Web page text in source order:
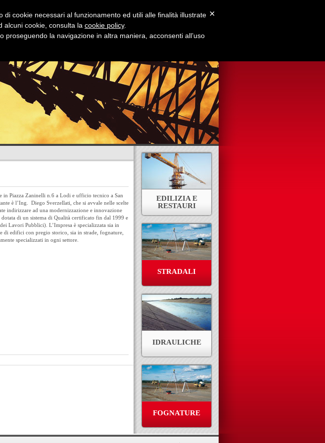
in Piazza Zaninelli n.6 a Lodi e ufficio tecnico a San
è l’Ing. Diego Sverzellati, che si avvale nelle scelte
indirizzare ad una modernizzazione e innovazione
di un sistema di Qualità certificato fin dal 1999 e
Lavori Pubblici). L’Impresa è specializzata sia in
edifici con pregio storico, sia in strade, fognature,
specializzati in ogni settore.
EDILIZIA E
RESTAURI
STRADALI
IDRAULICHE
FOGNATURE
×
cookie necessari al funzionamento ed utili alle finalità illustrate
alcuni cookie, consulta la cookie policy.
la navigazione in altra maniera, acconsenti all’uso